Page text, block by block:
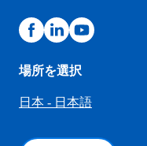
場所を選択
日本 - 日本語